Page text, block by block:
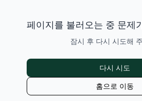
페이지를 불러오는 중 문제
잠시 후 다시 시도해
다시 시도
홈으로 이동